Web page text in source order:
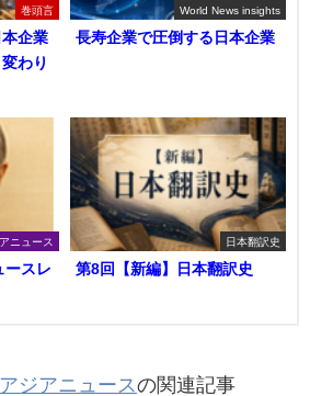
巻頭言
企業
わり
World News insights
長寿企業で圧倒する日本企業
ニュース
ースレ
日本翻訳史
第8回【新編】日本翻訳史
ジアニュース の関連記事